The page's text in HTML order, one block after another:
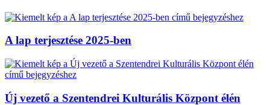
A lap terjesztése 2025-ben
Új vezető a Szentendrei Kulturális Központ élén